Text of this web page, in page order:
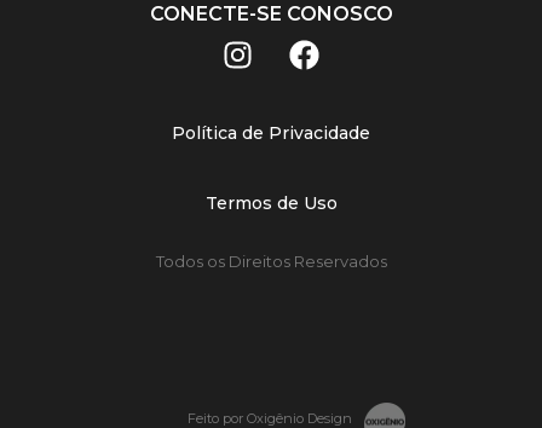
CONECTE-SE CONOSCO
Política de Privacidade
Termos de Uso
Todos os Direitos Reservados
Feito por Oxigênio Design